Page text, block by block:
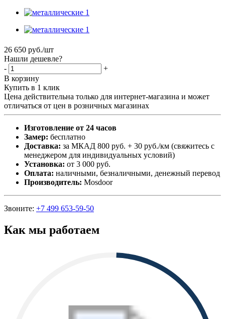
26 650 руб./шт
Нашли дешевле?
-
+
В корзину
Купить в 1 клик
Цена действительна только для интернет-магазина и может
отличаться от цен в розничных магазинах
Изготовление от 24 часов
Замер: бесплатно
Доставка: за МКАД 800 руб. + 30 руб./км (свяжитесь с
менеджером для индивидуальных условий)
Установка: от 3 000 руб.
Оплата: наличными, безналичными, денежный перевод
Производитель: Mosdoor
Звоните: +7 499 653-59-50
Как мы работаем